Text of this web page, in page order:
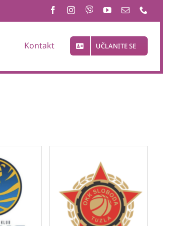
Kontakt UČLANITE SE